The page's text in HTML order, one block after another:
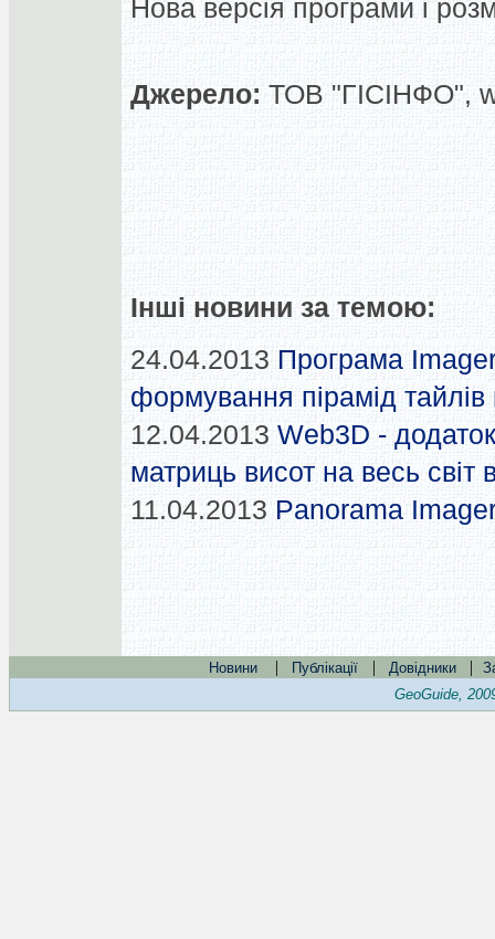
Нова версія програми і
Джерело: ТОВ "ГІСІНФО",
Інші новини за темою:
24.04.2013 Програма
формування пірамід тайлів
12.04.2013 Web3D -
матриць висот на весь
11.04.2013 Panorama
Новини | Публікації | Довідники |
GeoGuide,